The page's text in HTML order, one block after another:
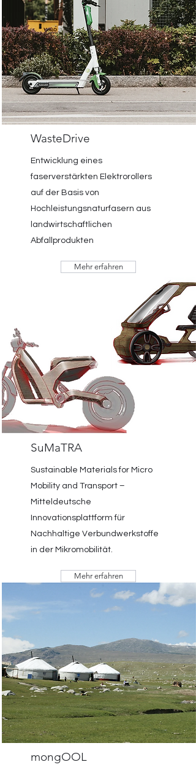
WasteDrive
Entwicklung eines
faserverstärkten Elektrorollers
auf der Basis von
Hochleistungsnaturfasern aus
landwirtschaftlichen
Abfallprodukten
Mehr erfahren
SuMaTRA
Sustainable Materials for Micro
Mobility and Transport –
Mitteldeutsche
Innovationsplattform für
Nachhaltige Verbundwerkstoffe
in der Mikromobilität.
Mehr erfahren
mongOOL